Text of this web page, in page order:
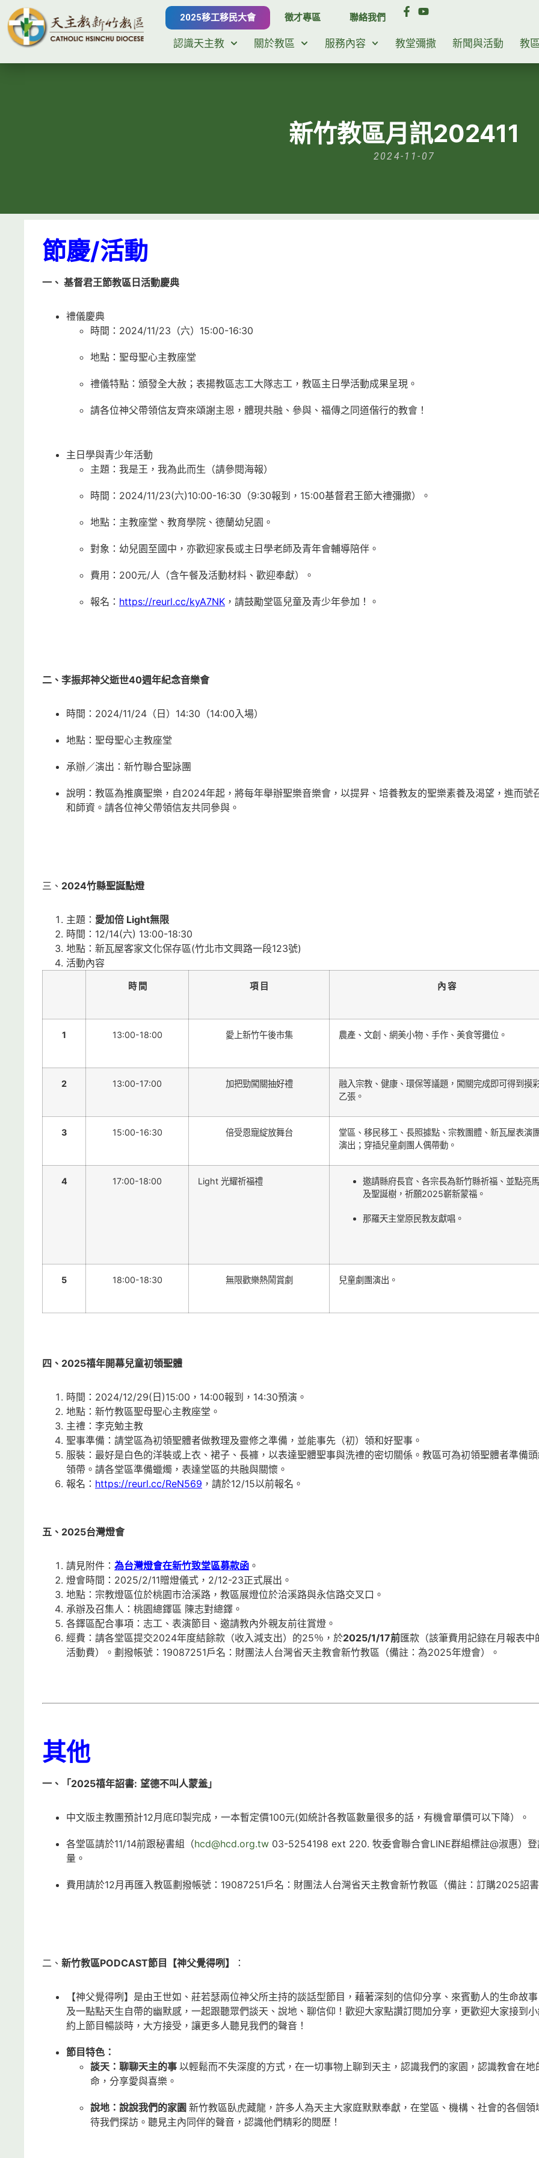
2025移工移民大會 徵才專區 聯絡我們
認識天主教 關於教區 服務內容 教堂彌撒 新聞與活動 教
新竹教區月訊202411
2024-11-07
節慶/活動
一、 基督君王節教區日活動慶典
禮儀慶典
時間：2024/11/23（六）15:00-16:30
地點：聖母聖心主教座堂
禮儀特點：頒發全大赦；表揚教區志工大隊志工，教區主日學活動成果呈現。
請各位神父帶領信友齊來頌謝主恩，體現共融、參與、福傳之同道偕行的教會！
主日學與青少年活動
主題：我是王，我為此而生（請參閱海報）
時間：2024/11/23(六)10:00-16:30（9:30報到，15:00基督君王節大禮彌撒）。
地點：主教座堂、教育學院、德蘭幼兒園。
對象：幼兒園至國中，亦歡迎家長或主日學老師及青年會輔導陪伴。
費用：200元/人（含午餐及活動材料、歡迎奉獻）。
報名： https://reurl.cc/kyA7NK ，請鼓勵堂區兒童及青少年參加！。
二、李振邦神父逝世40週年紀念音樂會
時間：2024/11/24（日）14:30（14:00入場）
地點：聖母聖心主教座堂
承辦／演出：新竹聯合聖詠團
說明：教區為推廣聖樂，自2024年起，將每年舉辦聖樂音樂會，以提昇、培養教友的聖樂素養及渴望，進而號
和師資。請各位神父帶領信友共同參與。
三、 2024竹縣聖誕點燈
主題： 愛加倍 Light無限
時間：12/14(六) 13:00-18:30
地點：新瓦屋客家文化保存區(竹北市文興路一段123號)
活動內容
時 間 項 目 內 容
1 13:00-18:00 愛上新竹午後市集 農產、文創、網美小物、手作、美食等攤位。
2 13:00-17:00 加把勁闖關抽好禮
融入宗教、健康、環保等議題，闖關完成即可得到摸
乙張。
3 15:00-16:30 倍受恩寵綻放舞台
堂區、移民移工、長照據點、宗教團體、新瓦屋表演
演出；穿插兒童劇團人偶帶動。
4 17:00-18:00 Light 光耀祈福禮
邀請縣府長官、各宗長為新竹縣祈福、並點亮
及聖誕樹，祈願2025嶄新蒙福。
那羅天主堂原民教友獻唱。
5 18:00-18:30 無限歡樂熱鬧賞劇 兒童劇團演出。
四、2025禧年開幕兒童初領聖體
時間：2024/12/29(日)15:00，14:00報到，14:30預演。
地點：新竹教區聖母聖心主教座堂。
主禮：李克勉主教
聖事準備：請堂區為初領聖體者做教理及靈修之準備，並能事先（初）領和好聖事。
服裝：最好是白色的洋裝或上衣、裙子、長褲，以表達聖體聖事與洗禮的密切關係。教區可為初領聖體者準備
領帶。請各堂區準備蠟燭，表達堂區的共融與關懷。
報名： https://reurl.cc/ReN569 ，請於12/15以前報名。
五、2025台灣燈會
請見附件： 為台灣燈會在新竹致堂區募款函 。
燈會時間：2025/2/11贈燈儀式，2/12-23正式展出。
地點：宗教燈區位於桃園市洽溪路，教區展燈位於洽溪路與永信路交叉口。
承辦及召集人：桃園總鐸區 陳志對總鐸。
各鐸區配合事項：志工、表演節目、邀請教內外親友前往賞燈。
經費：請各堂區提交2024年度結餘款（收入減支出）的25％，於2025/1/17前匯款（該筆費用記錄在月報表中
活動費）。劃撥帳號：19087251戶名：財團法人台灣省天主教會新竹教區（備註：為2025年燈會）。
其他
一、 「2025禧年詔書: 望德不叫人蒙羞」
中文版主教團預計12月底印製完成，一本暫定價100元(如統計各教區數量很多的話，有機會單價可以下降）。
各堂區請於11/14前跟秘書組（hcd@hcd.org.tw 03-5254198 ext 220. 牧委會聯合會LINE群組標註@淑惠）登
量。
費用請於12月再匯入教區劃撥帳號：19087251戶名：財團法人台灣省天主教會新竹教區（備註：訂購2025詔
二、 新竹教區PODCAST節目【神父覺得咧】 ：
【神父覺得咧】是由王世如、莊若瑟兩位神父所主持的談話型節目，藉著深刻的信仰分享、來賓動人的生命故
及一點點天生自帶的幽默感，一起跟聽眾們談天、說地、聊信仰！歡迎大家點讚訂閱加分享，更歡迎大家接到
約上節目暢談時，大方接受，讓更多人聽見我們的聲音！
節目特色：
談天：聊聊天主的事 以輕鬆而不失深度的方式，在一切事物上聊到天主，認識我們的家園，認識教會在地
命，分享愛與喜樂。
說地：說說我們的家園 新竹教區臥虎藏龍，許多人為天主大家庭默默奉獻，在堂區、機構、社會的各個領
待我們探訪。聽見主內同伴的聲音，認識他們精彩的閱歷！